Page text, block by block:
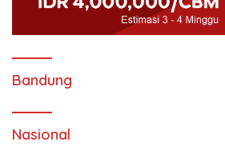
Bandung
Nasional